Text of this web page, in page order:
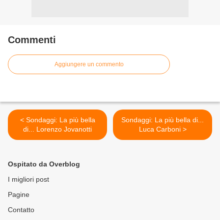
Commenti
Aggiungere un commento
< Sondaggi: La più bella
di... Lorenzo Jovanotti
Sondaggi: La più bella di...
Luca Carboni >
Ospitato da Overblog
I migliori post
Pagine
Contatto